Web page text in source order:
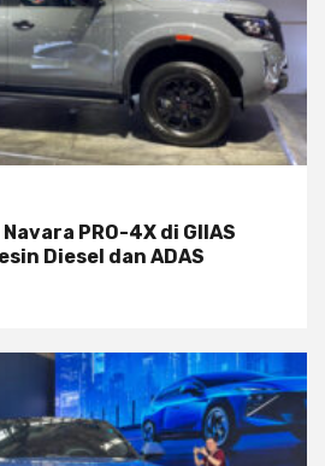
PRO-4X di GIIAS
Diesel dan ADAS